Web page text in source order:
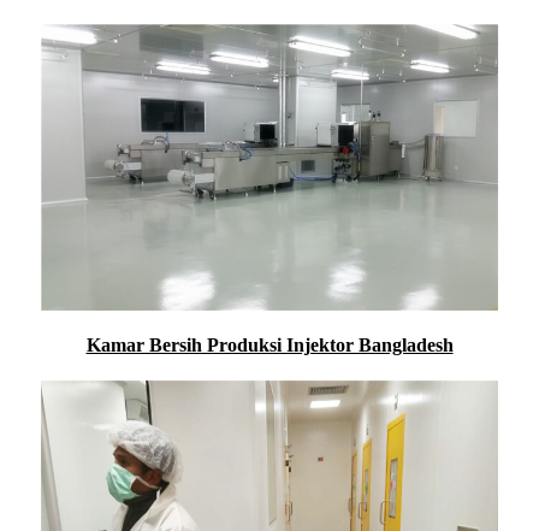
Kamar Bersih Produksi Injektor Bangladesh